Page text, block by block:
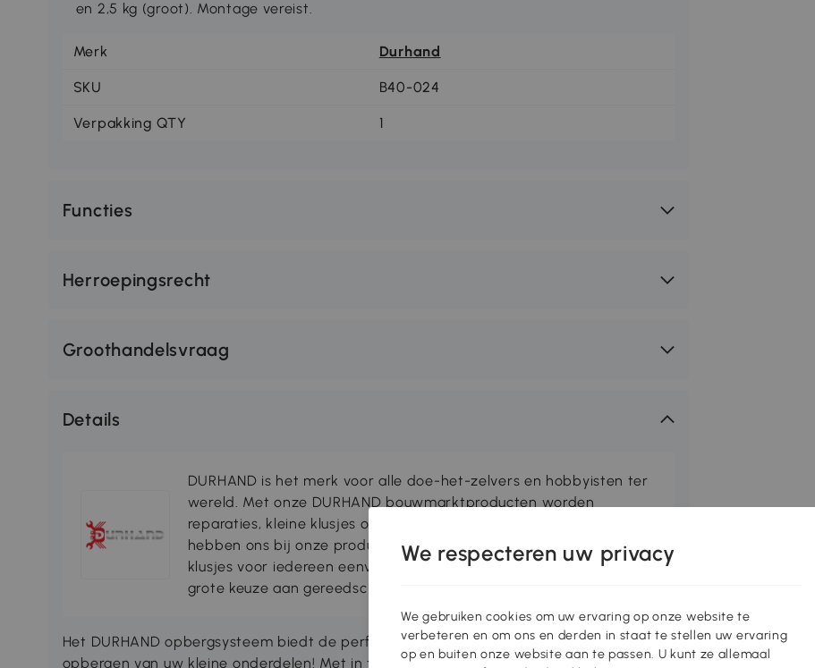
en 2,5 kg (groot). Montage vereist.
Merk Durhand
SKU B40-024
Verpakking QTY 1
Functies
Herroepingsrecht
Groothandelsvraag
Details
DURHAND is het merk voor alle doe-het-zelvers en hobbyisten ter
wereld. Met onze DURHAND bouwmarktproducten worden
reparaties, kleine klusjes of een make-over van je huis een eitje. We
hebben ons bij onze producten gericht op de essentie, zodat
klusjes voor iedereen eenvoudig uit te voeren zijn. Ontdek nu de
grote keuze aan gereedschappen in onze DURHAND online winkel.
Het DURHAND opbergsysteem biedt de perfecte oplossing voor het georganiseerd
opbergen van uw kleine onderdelen! Met in totaal 30 dozen in twee verschillende
We respecteren uw privacy
We gebruiken cookies om uw ervaring op onze website te
verbeteren en om ons en derden in staat te stellen uw ervaring
op en buiten onze website aan te passen. U kunt ze allemaal